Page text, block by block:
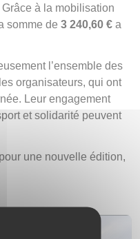
à la mobilisation
somme de 3 240,60 € a
l’ensemble des
organisateurs, qui ont
Leur engagement
et solidarité peuvent
une nouvelle édition,